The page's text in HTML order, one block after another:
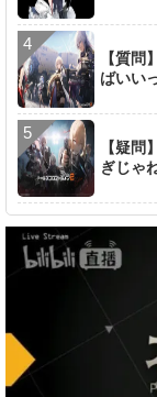
【質問
ばいい
【疑
ぎじゃ